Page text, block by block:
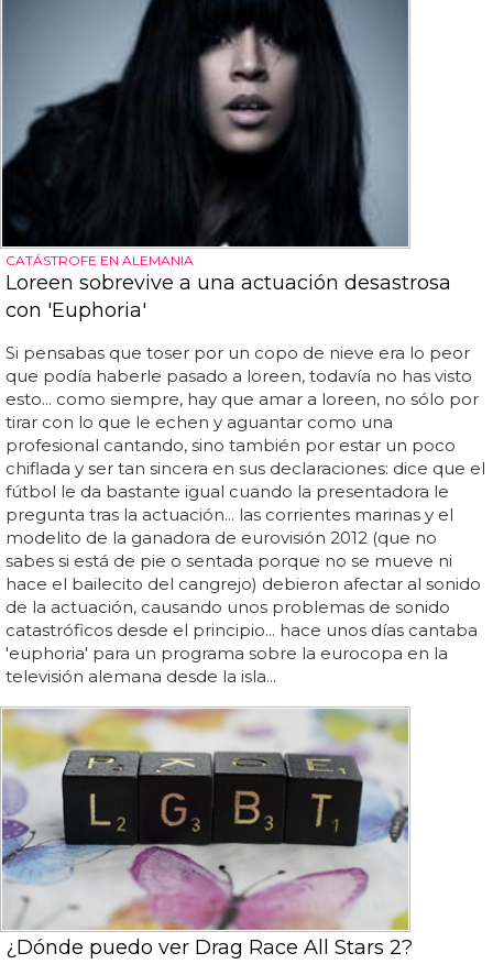
CATÁSTROFE EN ALEMANIA
Loreen sobrevive a una actuación desastrosa
con 'Euphoria'
Si pensabas que toser por un copo de nieve era lo peor
que podía haberle pasado a loreen, todavía no has visto
esto... como siempre, hay que amar a loreen, no sólo por
tirar con lo que le echen y aguantar como una
profesional cantando, sino también por estar un poco
chiflada y ser tan sincera en sus declaraciones: dice que el
fútbol le da bastante igual cuando la presentadora le
pregunta tras la actuación... las corrientes marinas y el
modelito de la ganadora de eurovisión 2012 (que no
sabes si está de pie o sentada porque no se mueve ni
hace el bailecito del cangrejo) debieron afectar al sonido
de la actuación, causando unos problemas de sonido
catastróficos desde el principio... hace unos días cantaba
'euphoria' para un programa sobre la eurocopa en la
televisión alemana desde la isla...
¿Dónde puedo ver Drag Race All Stars 2?